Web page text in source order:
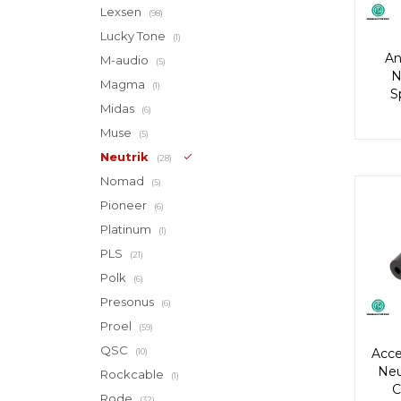
Lexsen (98)
Lucky Tone (1)
M-audio (5)
Magma (1)
Midas (6)
Muse (5)
Neutrik (28)
Nomad (5)
Pioneer (6)
Platinum (1)
PLS (21)
Polk (6)
Presonus (6)
Proel (59)
QSC (10)
Rockcable (1)